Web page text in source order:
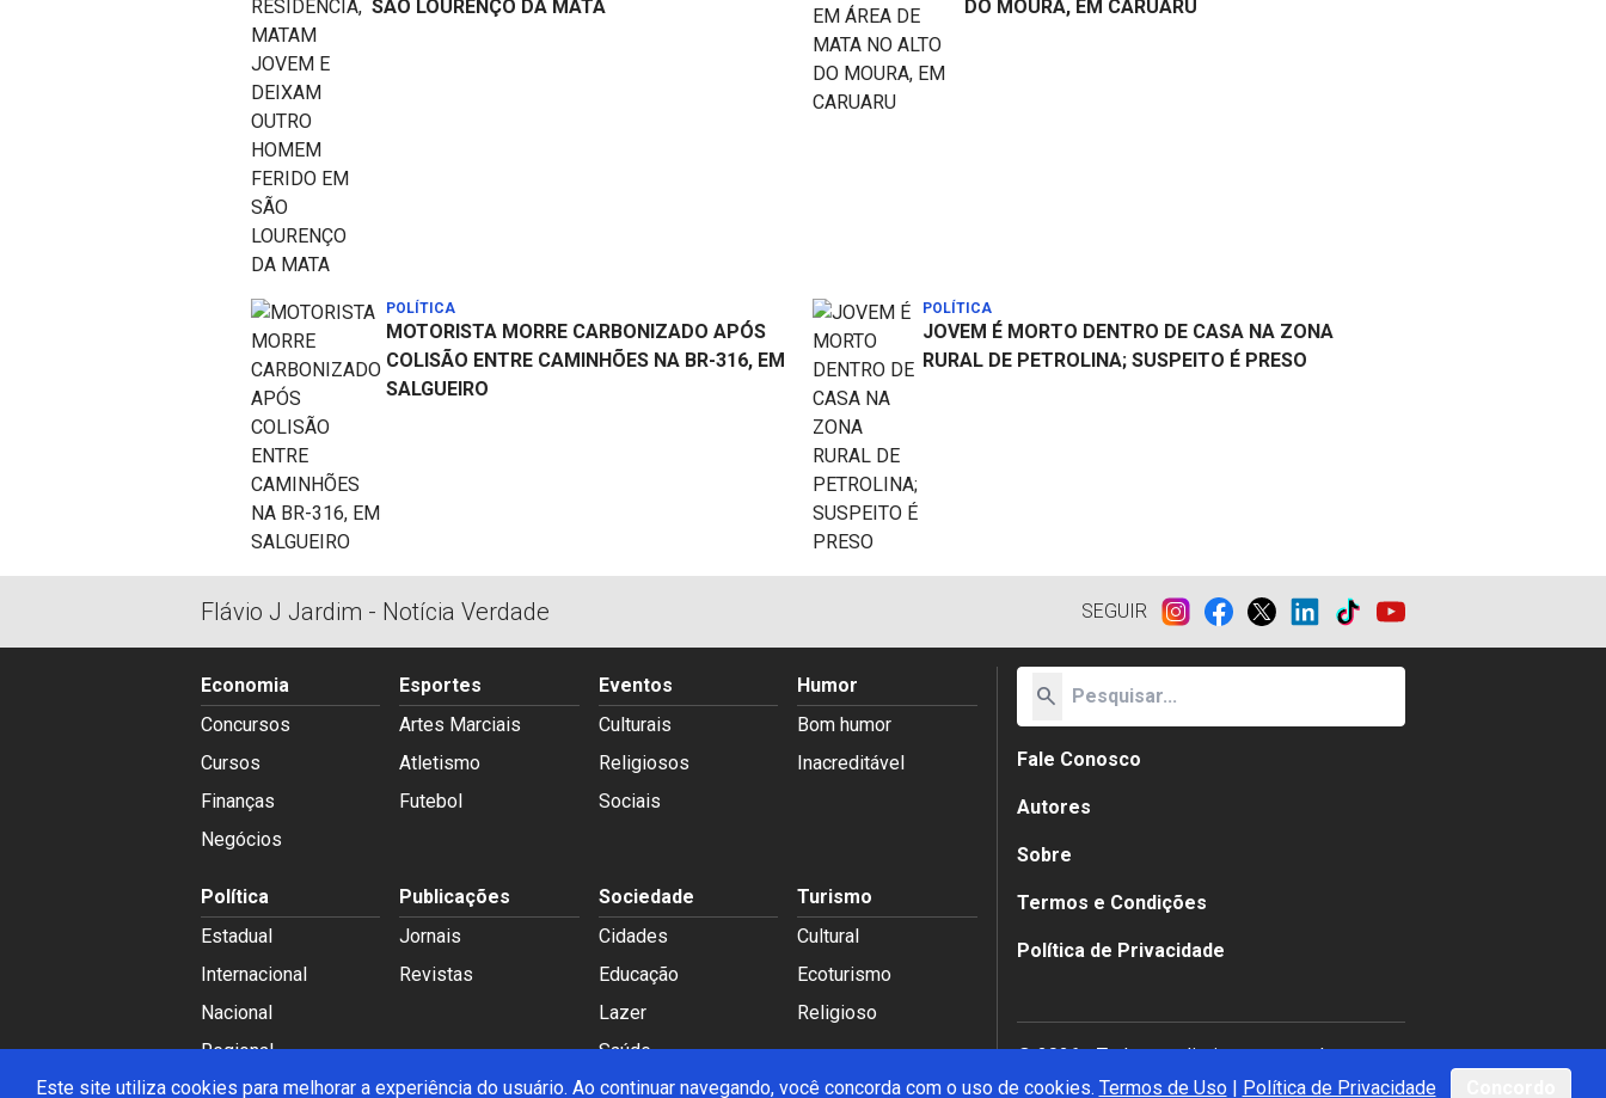
SÃO LOURENÇO DA MATA
DO MOURA, EM CARUARU
POLÍTICA
MOTORISTA MORRE CARBONIZADO APÓS
COLISÃO ENTRE CAMINHÕES NA BR-316, EM
SALGUEIRO
POLÍTICA
JOVEM É MORTO DENTRO DE CASA NA ZONA
RURAL DE PETROLINA; SUSPEITO É PRESO
Este site utiliza cookies para melhorar a experiência do usuário. Ao continuar navegando, você concorda com o uso de cookies. Termos de Uso| Política de Privacidade
Flávio J Jardim - Notícia Verdade SEGUIR
Economia
Concursos
Cursos
Finanças
Negócios
Esportes
Artes Marciais
Atletismo
Futebol
Eventos
Culturais
Religiosos
Sociais
Humor
Bom humor
Inacreditável
Política
Estadual
Internacional
Nacional
Regional
Publicações
Jornais
Revistas
Sociedade
Cidades
Educação
Lazer
Saúde
Turismo
Cultural
Ecoturismo
Religioso
search
Fale Conosco
Autores
Sobre
Termos e Condições
Política de Privacidade
© 2026 - Todos os direitos reservados